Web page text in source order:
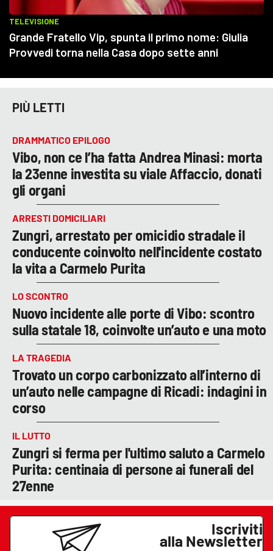
PIÙ LETTI
DRAMMATICO EPILOGO
Vibo, non ce l’ha fatta Andrea Minasi: morta
la 23enne investita su viale Affaccio, donati
gli organi
ARRESTI DOMICILIARI
Zungri, arrestato per omicidio stradale il
conducente coinvolto nell'incidente costato
la vita a Carmelo Purita
LO SCONTRO
Nuovo incidente alle porte di Vibo: scontro
sulla statale 18, coinvolte un’auto e una moto
LA TRAGEDIA
Trovato un corpo carbonizzato all’interno di
un’auto nelle campagne di Ricadi: indagini in
corso
IL LUTTO
Zungri si ferma per l'ultimo saluto a Carmelo
Purita: centinaia di persone ai funerali del
27enne
Iscriviti
alla Newsletter